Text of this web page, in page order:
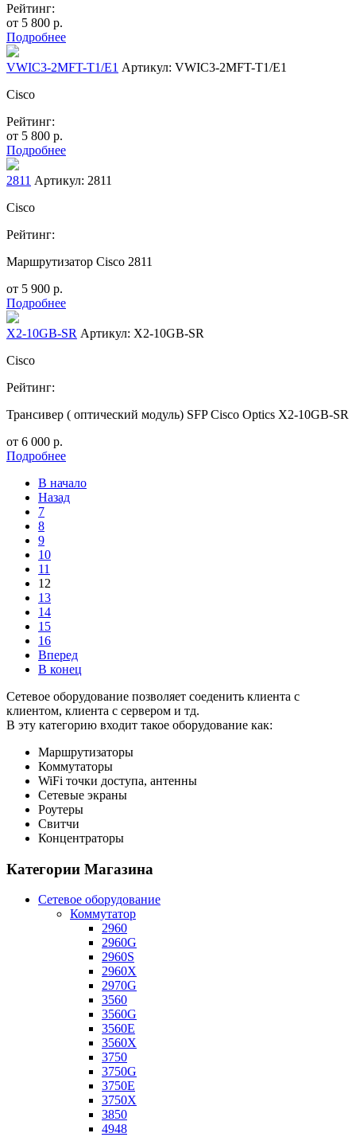
Рейтинг:
от 5 800 р.
Подробнее
VWIC3-2MFT-T1/E1 Артикул: VWIC3-2MFT-T1/E1
Cisco
Рейтинг:
от 5 800 р.
Подробнее
2811 Артикул: 2811
Cisco
Рейтинг:
Маршрутизатор Cisco 2811
от 5 900 р.
Подробнее
X2-10GB-SR Артикул: X2-10GB-SR
Cisco
Рейтинг:
Трансивер ( оптический модуль) SFP Cisco Optics X2-10GB-SR
от 6 000 р.
Подробнее
В начало
Назад
7
8
9
10
11
12
13
14
15
16
Вперед
В конец
Сетевое оборудование позволяет соеденить клиента с
клиентом, клиента с сервером и тд.
В эту категорию входит такое оборудование как:
Маршрутизаторы
Коммутаторы
WiFi точки доступа, антенны
Сетевые экраны
Роутеры
Свитчи
Концентраторы
Категории Магазина
Сетевое оборудование
Коммутатор
2960
2960G
2960S
2960X
2970G
3560
3560G
3560E
3560X
3750
3750G
3750E
3750X
3850
4948